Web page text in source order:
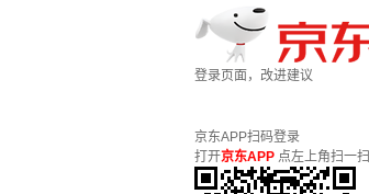
登录页面，改进建议
京东APP扫码登录
打开京东APP 点左上角扫一扫